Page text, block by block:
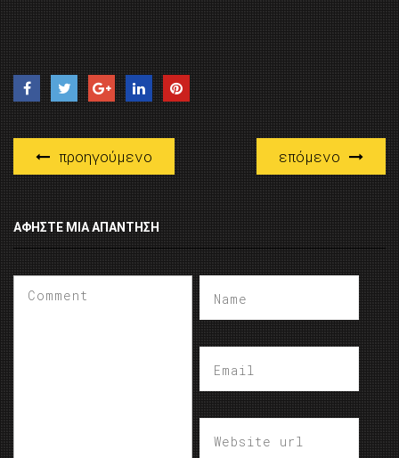
προηγούμενο επόμενο
ΑΦΉΣΤΕ ΜΙΑ ΑΠΆΝΤΗΣΗ